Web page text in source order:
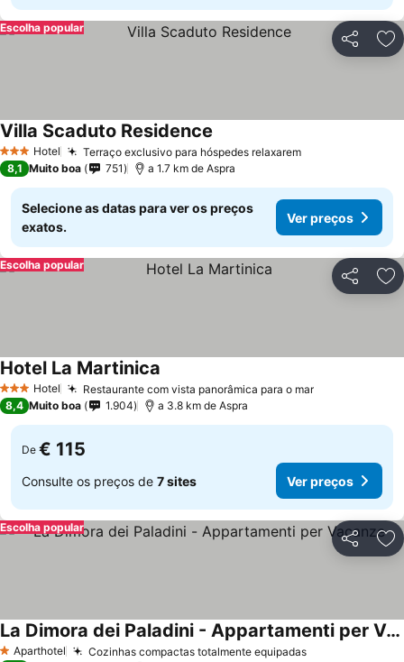
Partilhar
Escolha popular
3 EstrelasHotel Terraço exclusivo para hóspedes relaxarem
Villa Scaduto Residence
8,1 Muito boa 751 a 1.7 km de Aspra
Selecione as datas para ver os preços
exatos.
Ver preços
Partilhar
Escolha popular
3 EstrelasHotel Restaurante com vista panorâmica para o mar
Hotel La Martinica
8,4 Muito boa 1.904 a 3.8 km de Aspra
De € 115
Consulte os preços de 7 sites Ver preços
Partilhar
Escolha popular
1 Estrelas
Aparthotel Cozinhas compactas totalmente equipadas
La Dimora dei Paladini - Appartamenti per Vacanze